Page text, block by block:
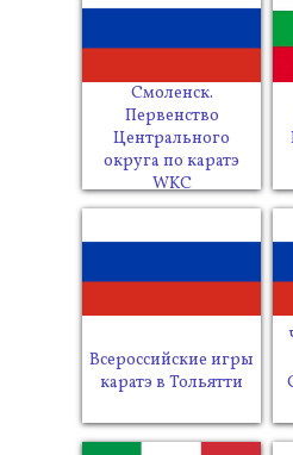
Смоленск.
Первенство
Центрального
округа по каратэ
WKC
Всероссийские игры
каратэ в Тольятти